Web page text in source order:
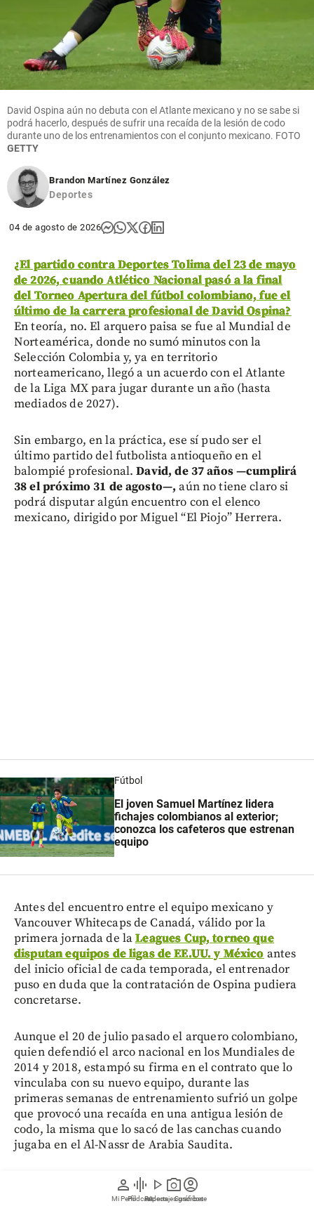
person
Mi Perfil
graphic_eq
Pódcast
play_arrow
Videos
photo_camera
Reportajes gráficos
account_circle
Suscríbete
David Ospina aún no debuta con el Atlante mexicano y no se sabe si
podrá hacerlo, después de sufrir una recaída de la lesión de codo
durante uno de los entrenamientos con el conjunto mexicano. FOTO
GETTY
Brandon Martínez González
Deportes
04 de agosto de 2026
¿El partido contra Deportes Tolima del 23 de mayo
de 2026, cuando Atlético Nacional pasó a la final
del Torneo Apertura del fútbol colombiano, fue el
último de la carrera profesional de David Ospina?
En teoría, no. El arquero paisa se fue al Mundial de
Norteamérica, donde no sumó minutos con la
Selección Colombia y, ya en territorio
norteamericano, llegó a un acuerdo con el Atlante
de la Liga MX para jugar durante un año (hasta
mediados de 2027).
Sin embargo, en la práctica, ese sí pudo ser el
último partido del futbolista antioqueño en el
balompié profesional.David, de 37 años —cumplirá
38 el próximo 31 de agosto—, aún no tiene claro si
podrá disputar algún encuentro con el elenco
mexicano, dirigido por Miguel “El Piojo” Herrera.
Fútbol
El joven Samuel Martínez lidera
fichajes colombianos al exterior;
conozca los cafeteros que estrenan
equipo
Antes del encuentro entre el equipo mexicano y
Vancouver Whitecaps de Canadá, válido por la
primera jornada de laLeagues Cup, torneo que
disputan equipos de ligas de EE.UU. y México antes
del inicio oficial de cada temporada, el entrenador
puso en duda que la contratación de Ospina pudiera
concretarse.
Aunque el 20 de julio pasado el arquero colombiano,
quien defendió el arco nacional en los Mundiales de
2014 y 2018, estampó su firma en el contrato que lo
vinculaba con su nuevo equipo, durante las
primeras semanas de entrenamiento sufrió un golpe
que provocó una recaída en una antigua lesión de
codo, la misma que lo sacó de las canchas cuando
jugaba en el Al-Nassr de Arabia Saudita.
¿Qué se sabe de la salud de David